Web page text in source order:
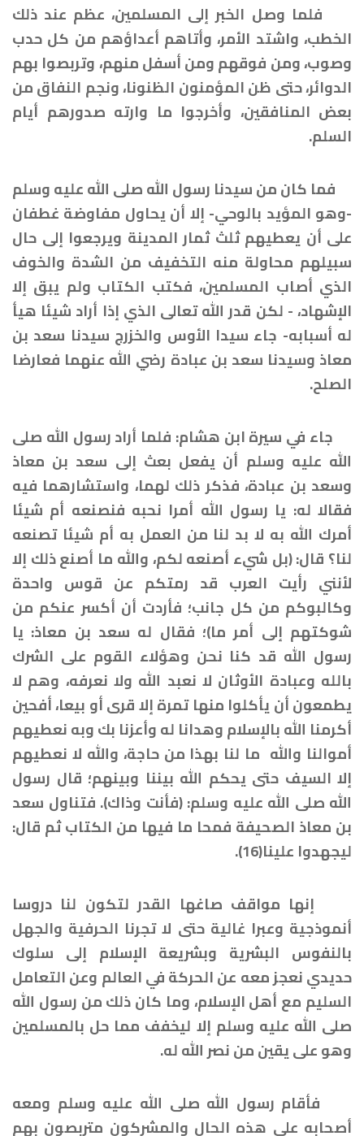
فلما وصل الخبر إلى المسلمين، عظم عند ذلك
الخطب، واشتد الأمر، وأتاهم أعداؤهم من كل حدب
وصوب، ومن فوقهم ومن أسفل منهم، وتربصوا بهم
الدوائر، حتى ظن المؤمنون الظنونا، ونجم النفاق من
بعض المنافقين، وأخرجوا ما وارته صدورهم أيام
السلم.
فما كان من سيدنا رسول الله صلى الله عليه وسلم
-وهو المؤيد بالوحي- إلا أن يحاول مفاوضة غطفان
على أن يعطيهم ثلث ثمار المدينة ويرجعوا إلى حال
سبيلهم محاولة منه التخفيف من الشدة والخوف
الذي أصاب المسلمين، فكتب الكتاب ولم يبق إلا
الإشهاد، - لكن قدر الله تعالى الذي إذا أراد شيئا هيأ
له أسبابه- جاء سيدا الأوس والخزرج سيدنا سعد بن
معاذ وسيدنا سعد بن عبادة رضي الله عنهما فعارضا
الصلح.
جاء في سيرة ابن هشام: فلما أراد رسول الله صلى
الله عليه وسلم أن يفعل بعث إلى سعد بن معاذ
وسعد بن عبادة، فذكر ذلك لهما، واستشارهما فيه
فقالا له: يا رسول الله أمرا نحبه فنصنعه أم شيئا
أمرك الله به لا بد لنا من العمل به أم شيئا تصنعه
لنا؟ قال: (بل شيء أصنعه لكم، والله ما أصنع ذلك إلا
لأنني رأيت العرب قد رمتكم عن قوس واحدة
وكالبوكم من كل جانب؛ فأردت أن أكسر عنكم من
شوكتهم إلى أمر ما)؛ فقال له سعد بن معاذ: يا
رسول الله قد كنا نحن وهؤلاء القوم على الشرك
بالله وعبادة الأوثان لا نعبد الله ولا نعرفه، وهم لا
يطمعون أن يأكلوا منها تمرة إلا قرى أو بيعا، أفحين
أكرمنا الله بالإسلام وهدانا له وأعزنا بك وبه نعطيهم
أموالنا والله ما لنا بهذا من حاجة، والله لا نعطيهم
إلا السيف حتى يحكم الله بيننا وبينهم؛ قال رسول
الله صلى الله عليه وسلم: (فأنت وذاك). فتناول سعد
بن معاذ الصحيفة فمحا ما فيها من الكتاب ثم قال:
ليجهدوا علينا(16).
إنها مواقف صاغها القدر لتكون لنا دروسا
أنموذجية وعبرا غالية حتى لا تجرنا الحرفية والجهل
بالنفوس البشرية وبشريعة الإسلام إلى سلوك
حديدي نعجز معه عن الحركة في العالم وعن التعامل
السليم مع أهل الإسلام، وما كان ذلك من رسول الله
صلى الله عليه وسلم إلا ليخفف مما حل بالمسلمين
وهو على يقين من نصر الله له.
فأقام رسول الله صلى الله عليه وسلم ومعه
أصحابه على هذه الحال والمشركون متربصون بهم